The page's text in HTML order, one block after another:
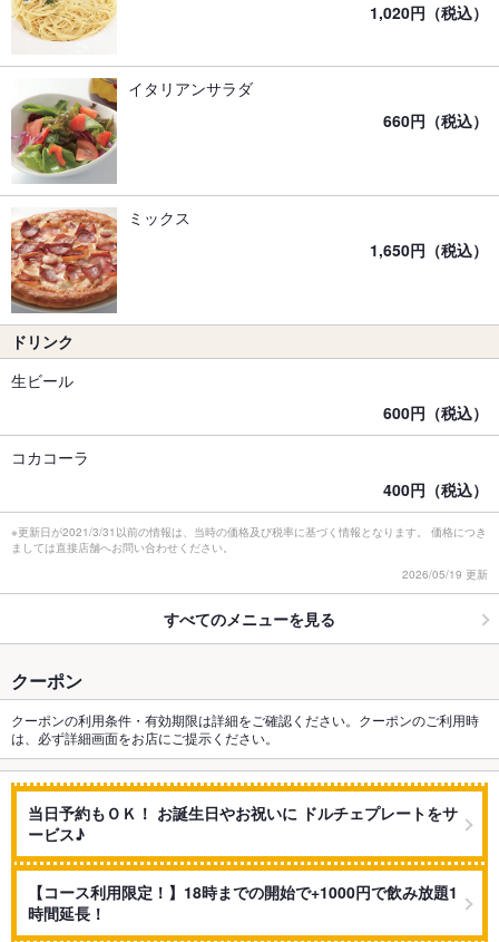
1,020円（税込）
イタリアンサラダ
660円（税込）
ミックス
1,650円（税込）
ドリンク
生ビール
600円（税込）
コカコーラ
400円（税込）
※更新日が2021/3/31以前の情報は、当時の価格及び税率に基づく情報となります。 価格につき
ましては直接店舗へお問い合わせください。
2026/05/19 更新
すべてのメニューを見る
クーポン
クーポンの利用条件・有効期限は詳細をご確認ください。クーポンのご利用時
は、必ず詳細画面をお店にご提示ください。
当日予約もＯＫ！ お誕生日やお祝いに ドルチェプレートをサ
ービス♪
【コース利用限定！】18時までの開始で+1000円で飲み放題1
時間延長！